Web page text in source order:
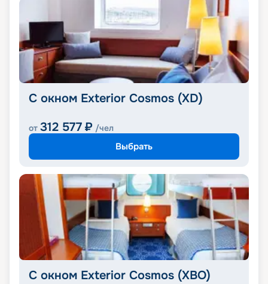
С окном Exterior Cosmos (XD)
от 312 577 ₽ /чел
Выбрать
С окном Exterior Cosmos (XBO)